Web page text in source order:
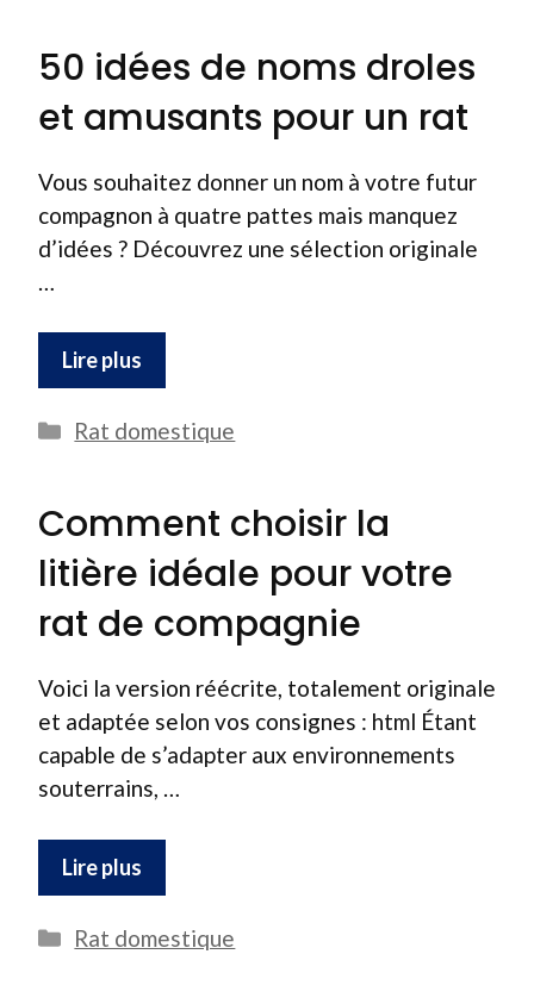
50 idées de noms droles
et amusants pour un rat
Vous souhaitez donner un nom à votre futur
compagnon à quatre pattes mais manquez
d’idées ? Découvrez une sélection originale
Lire plus
Catégories
Rat domestique
Comment choisir la
litière idéale pour votre
rat de compagnie
Voici la version réécrite, totalement originale
et adaptée selon vos consignes : html Étant
capable de s’adapter aux environnements
souterrains, …
Lire plus
Catégories
Rat domestique